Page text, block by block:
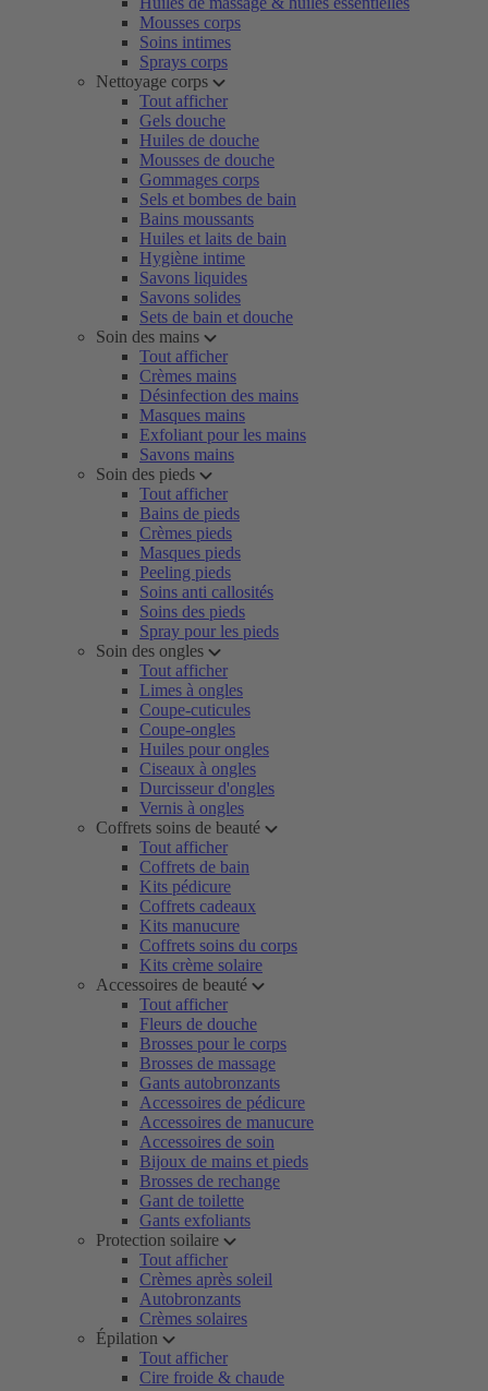
Mousses corps
Soins intimes
Sprays corps
Nettoyage corps
Tout afficher
Gels douche
Huiles de douche
Mousses de douche
Gommages corps
Sels et bombes de bain
Bains moussants
Huiles et laits de bain
Hygiène intime
Savons liquides
Savons solides
Sets de bain et douche
Soin des mains
Tout afficher
Crèmes mains
Désinfection des mains
Masques mains
Exfoliant pour les mains
Savons mains
Soin des pieds
Tout afficher
Bains de pieds
Crèmes pieds
Masques pieds
Peeling pieds
Soins anti callosités
Soins des pieds
Spray pour les pieds
Soin des ongles
Tout afficher
Limes à ongles
Coupe-cuticules
Coupe-ongles
Huiles pour ongles
Ciseaux à ongles
Durcisseur d'ongles
Vernis à ongles
Coffrets soins de beauté
Tout afficher
Coffrets de bain
Kits pédicure
Coffrets cadeaux
Kits manucure
Coffrets soins du corps
Kits crème solaire
Accessoires de beauté
Tout afficher
Fleurs de douche
Brosses pour le corps
Brosses de massage
Gants autobronzants
Accessoires de pédicure
Accessoires de manucure
Accessoires de soin
Bijoux de mains et pieds
Brosses de rechange
Gant de toilette
Gants exfoliants
Protection soilaire
Tout afficher
Crèmes après soleil
Autobronzants
Crèmes solaires
Épilation
Tout afficher
Cire froide & chaude